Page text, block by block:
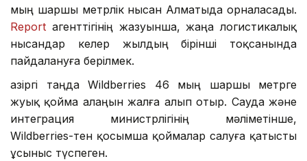
мың шаршы метрлік нысан Алматыда орналасады.
Report агенттігінің жазуынша, жаңа логистикалық
нысандар келер жылдың бірінші тоқсанында
пайдалануға берілмек.
Қазіргі таңда Wildberries 46 мың шаршы метрге
жуық қойма алаңын жалға алып отыр. Сауда және
интеграция министрлігінің мәліметінше,
Wildberries-тен қосымша қоймалар салуға қатысты
ұсыныс түспеген.